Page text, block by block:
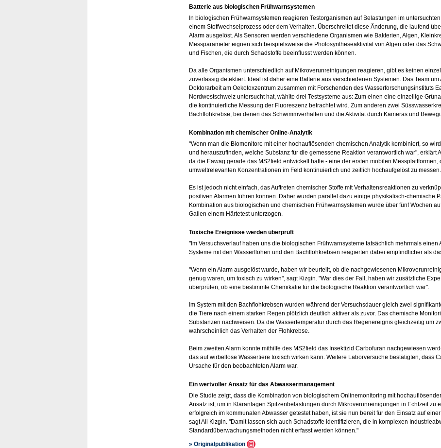
Batterie aus biologischen Frühwarnsystemen
In biologischen Frühwarnsystemen reagieren Testorganismen auf Belastungen im
einem Stoffwechselprozess oder dem Verhalten. Überschreitet diese Änderung, die laufend
Alarm ausgelöst. Als Sensoren werden verschiedene Organismen wie Bakterien, Algen,
Messparameter eignen sich beispielsweise die Photosyntheseaktivität von Algen oder das
und Fischen, die durch Schadstoffe beeinflusst werden können.
Da alle Organismen unterschiedlich auf Mikroverunreinigungen reagieren, gibt es keinen
zuverlässig detektiert. Ideal ist daher eine Batterie aus verschiedenen Systemen. Das Team
Doktorarbeit am Oekotoxzentrum zusammen mit Forschenden des Wasserforschungsinstituts
Nordwestschweiz untersucht hat, wählte drei Testsysteme aus: Zum einen eine einzellige
die kontinuierliche Messung der Fluoreszenz betrachtet wird. Zum anderen zwei
Bachflohkrebse, bei denen das Schwimmverhalten und die Aktivität durch Kameras und
Kombination mit chemischer Online-Analytik
"Wenn man die Biomonitore mit einer hochauflösenden chemischen Analytik kombiniert, so
und herauszufinden, welche Substanz für die gemessene Reaktion verantwortlich war", erklärt
da die Eawag gerade das MS2field entwickelt hatte - eine der ersten mobilen
umweltrelevanten Konzentrationen im Feld kontinuierlich und zeitlich hochaufgelöst zu
Es ist jedoch nicht einfach, das Auftreten chemischer Stoffe mit Verhaltensreaktionen zu
positiven Alarmen führen können. Daher wurden parallel dazu einige physikalisch-chemische
Kombination aus biologischen und chemischen Frühwarnsystemen wurde über fünf Wochen
Gallen einem Härtetest unterzogen.
Toxische Ereignisse werden überprüft
"Im Versuchsverlauf haben uns die biologischen Frühwarnsysteme tatsächlich mehrmals einen
Systeme mit den Wasserflöhen und den Bachflohkrebsen reagierten dabei empfindlicher als
"Wenn ein Alarm ausgelöst wurde, haben wir beurteilt, ob die nachgewiesenen
genug waren, um toxisch zu wirken", sagt Kizgin. "War dies der Fall, haben wir zusätzliche
überprüfen, ob eine bestimmte Chemikalie für die biologische Reaktion verantwortlich war".
Im System mit den Bachflohkrebsen wurden während der Versuchsdauer gleich zwei
die Tiere nach einem starken Regen plötzlich deutlich aktiver als zuvor. Das chemische
Substanzen nachweisen. Da die Wassertemperatur durch das Regenereignis gleichzeitig um
wahrscheinlich das Verhalten der Flohkrebse.
Beim zweiten Alarm konnte mithilfe des MS2field das Insektizid Carbofuran nachgewiesen
das auf wirbellose Wassertiere toxisch wirken kann. Weitere Laborversuche bestätigten, dass
Ursache für den beobachteten Alarm war.
Ein wertvoller Ansatz für das Abwassermanagement
Die Studie zeigt, dass die Kombination von biologischem Onlinemonitoring mit
Ansatz ist, um in Kläranlagen Spitzenbelastungen durch Mikroverunreinigungen in Echtzeit zu
erfolgreich im kommunalen Abwasser getestet haben, ist sie nun bereit für den Einsatz auf
sagt Ali Kizgin. "Damit lassen sich auch Schadstoffe identifizieren, die in komplexen
Standardüberwachungsmethoden nicht erfasst werden können."
» Originalpublikation